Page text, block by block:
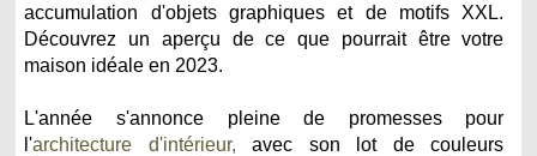
accumulation d'objets graphiques et de motifs XXL.
Découvrez un aperçu de ce que pourrait être votre
maison idéale en 2023.
L'année s'annonce pleine de promesses pour
l'architecture d'intérieur, avec son lot de couleurs